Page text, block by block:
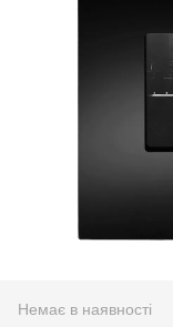
Немає в наявності